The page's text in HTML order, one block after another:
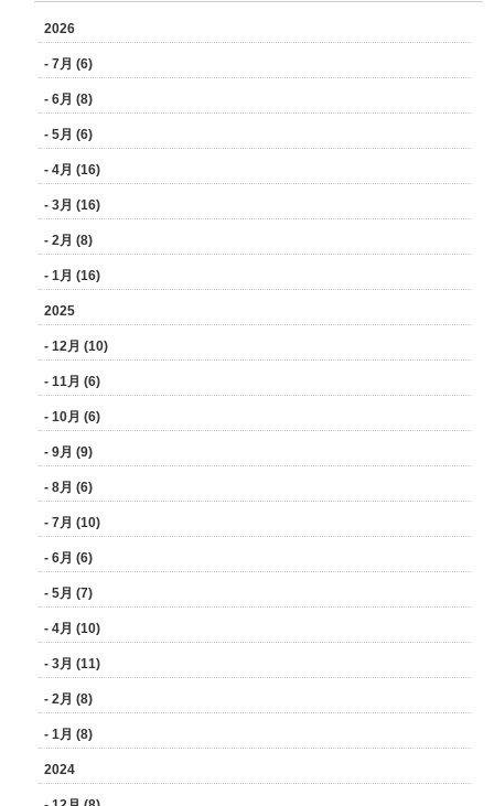
2026
- 7月 (6)
- 6月 (8)
- 5月 (6)
- 4月 (16)
- 3月 (16)
- 2月 (8)
- 1月 (16)
2025
- 12月 (10)
- 11月 (6)
- 10月 (6)
- 9月 (9)
- 8月 (6)
- 7月 (10)
- 6月 (6)
- 5月 (7)
- 4月 (10)
- 3月 (11)
- 2月 (8)
- 1月 (8)
2024